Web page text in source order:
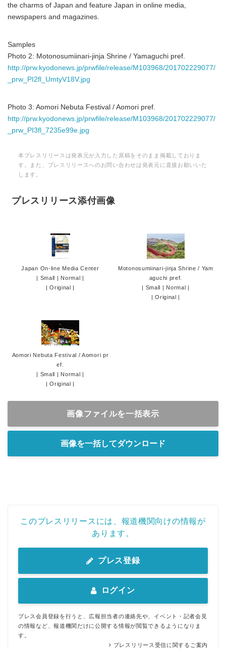
the charms of Japan and feature Japan in online media,
newspapers and magazines.
Samples
Photo 2: Motonosumiinari-jinja Shrine / Yamaguchi pref.
http://prw.kyodonews.jp/prwfile/release/M103968/201702229077/
_prw_PI2fl_UmtyV18V.jpg
Photo 3: Aomori Nebuta Festival / Aomori pref.
http://prw.kyodonews.jp/prwfile/release/M103968/201702229077/
_prw_PI3fl_7235e99e.jpg
本プレスリリースは発表元が入力した原稿をそのまま掲載しておりま
す。また、プレスリリースへのお問い合わせは発表元に直接お願いいた
します。
プレスリリース添付画像
Japan On-line Media Center
| Small | Normal |
|Original |
Motonosumiinari-jinja Shrine / Yam
aguchi pref.
| Small | Normal |
|Original |
Aomori Nebuta Festival / Aomori pr
ef.
| Small | Normal |
|Original |
画像ファイルを一括表示
画像を一括してダウンロード
このプレスリリースには、報道機関向けの情報が
あります。
プレス登録
ログイン
プレス会員登録を行うと、広報担当者の連絡先や、イベント・記者会見
の情報など、報道機関だけに公開する情報が閲覧できるようになりま
す。
プレスリリース受信に関するご案内